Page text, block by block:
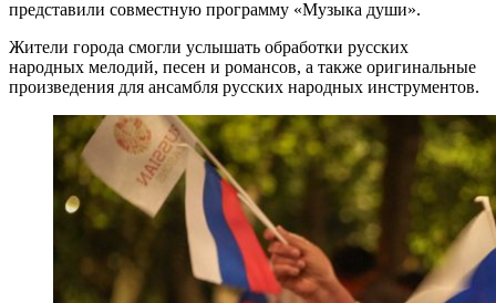
представили совместную программу «Музыка души».
Жители города смогли услышать обработки русских
народных мелодий, песен и романсов, а также оригинальные
произведения для ансамбля русских народных инструментов.